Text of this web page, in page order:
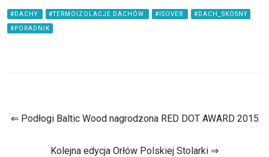
#DACHY #TERMOIZOLACJE DACHÓW #ISOVER #DACH_SKOSNY
#PORADNIK
⇐ Podłogi Baltic Wood nagrodzona RED DOT AWARD 2015
Kolejna edycja Orłów Polskiej Stolarki ⇒